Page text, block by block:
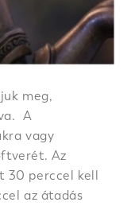
meg,
A
vagy
Az
30 perccel kell
az átadás